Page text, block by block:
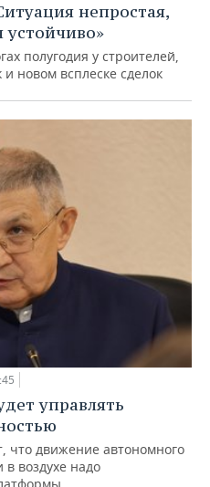
непростая,
полугодия у строителей,
новом всплеске сделок
управлять
что движение автономного
воздухе надо